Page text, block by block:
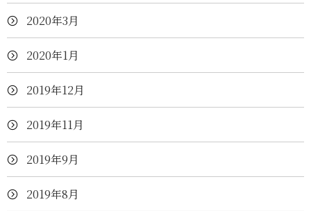
2020年3月
2020年1月
2019年12月
2019年11月
2019年9月
2019年8月